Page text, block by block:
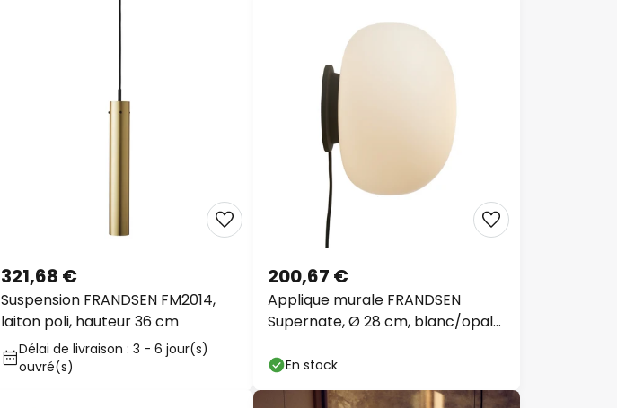
Suspension FRANDSEN FM2014,
laiton poli, hauteur 36 cm
321,68 €
Délai de livraison : 3 - 6 jour(s)
ouvré(s)
Applique murale FRANDSEN
Supernate, Ø 28 cm,
blanc/opale, interrupteur
200,67 €